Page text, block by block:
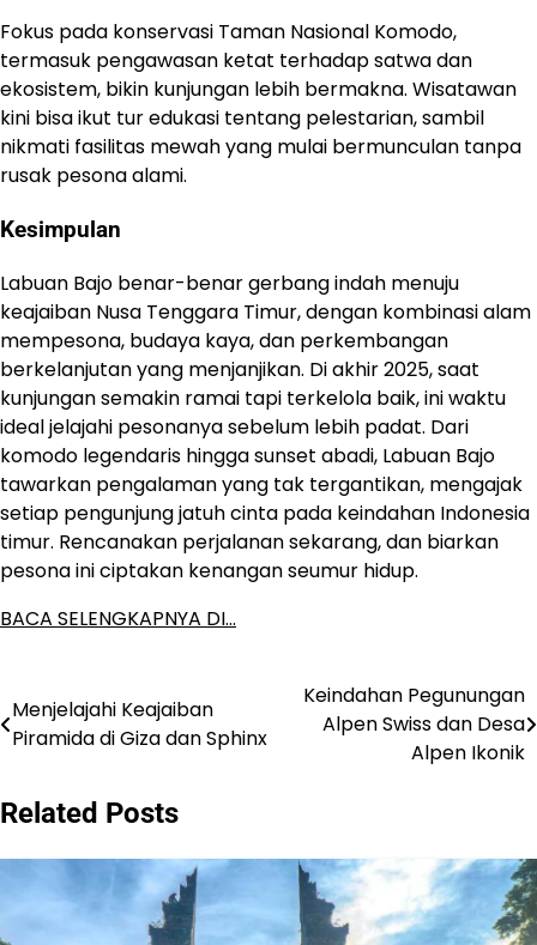
Fokus pada konservasi Taman Nasional Komodo,
termasuk pengawasan ketat terhadap satwa dan
ekosistem, bikin kunjungan lebih bermakna. Wisatawan
kini bisa ikut tur edukasi tentang pelestarian, sambil
nikmati fasilitas mewah yang mulai bermunculan tanpa
rusak pesona alami.
Kesimpulan
Labuan Bajo benar-benar gerbang indah menuju
keajaiban Nusa Tenggara Timur, dengan kombinasi alam
mempesona, budaya kaya, dan perkembangan
berkelanjutan yang menjanjikan. Di akhir 2025, saat
kunjungan semakin ramai tapi terkelola baik, ini waktu
ideal jelajahi pesonanya sebelum lebih padat. Dari
komodo legendaris hingga sunset abadi, Labuan Bajo
tawarkan pengalaman yang tak tergantikan, mengajak
setiap pengunjung jatuh cinta pada keindahan Indonesia
timur. Rencanakan perjalanan sekarang, dan biarkan
pesona ini ciptakan kenangan seumur hidup.
BACA SELENGKAPNYA DI…
Post
navigation
Menjelajahi Keajaiban
Piramida di Giza dan Sphinx
Keindahan Pegunungan
Alpen Swiss dan Desa
Alpen Ikonik
Related Posts